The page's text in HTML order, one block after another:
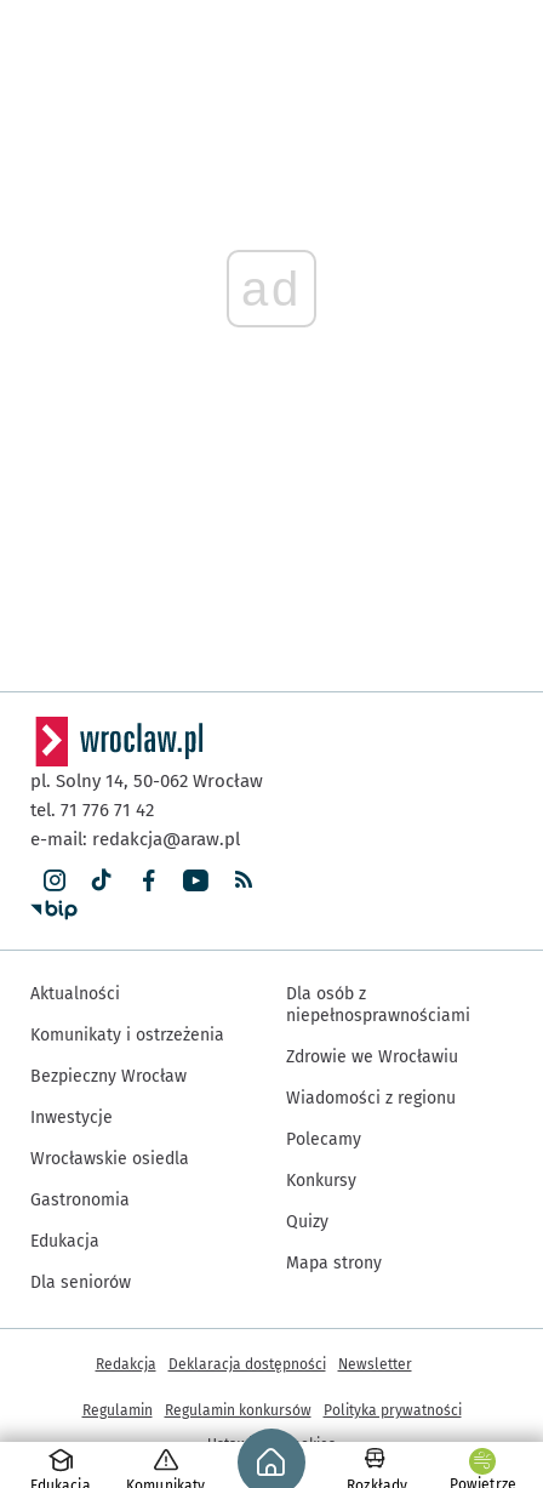
ad
Strona główna - wroclaw.pl
Powietrze
pl. Solny 14, 50-062 Wrocław
tel. 71 776 71 42
e-mail: redakcja@araw.pl
Aktualności
Komunikaty i ostrzeżenia
Bezpieczny Wrocław
Inwestycje
Wrocławskie osiedla
Gastronomia
Edukacja
Dla seniorów
Dla osób z
niepełnosprawnościami
Zdrowie we Wrocławiu
Wiadomości z regionu
Polecamy
Konkursy
Quizy
Mapa strony
Inne informacje
Redakcja Deklaracja dostępności Newsletter
Regulamin Regulamin konkursów
Polityka prywatności
Ustawienia cookies